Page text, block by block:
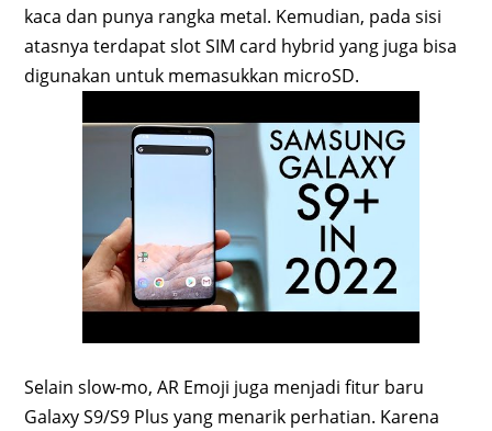
kaca dan punya rangka metal. Kemudian, pada sisi
atasnya terdapat slot SIM card hybrid yang juga bisa
digunakan untuk memasukkan microSD.
Selain slow-mo, AR Emoji juga menjadi fitur baru
Galaxy S9/S9 Plus yang menarik perhatian. Karena